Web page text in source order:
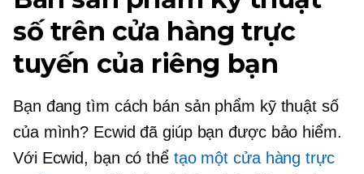
số trên cửa hàng trực
tuyến của riêng bạn
Bạn đang tìm cách bán sản phẩm kỹ thuật số
của mình? Ecwid đã giúp bạn được bảo hiểm.
Với Ecwid, bạn có thể tạo một cửa hàng trực